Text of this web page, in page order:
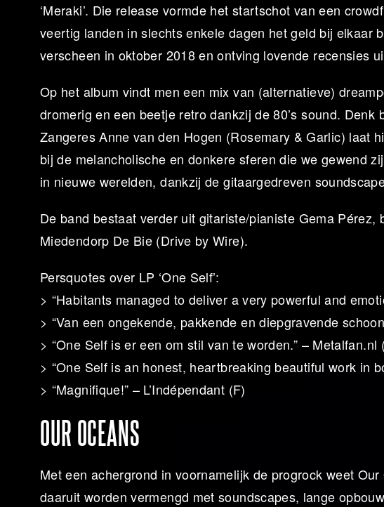
‘Meraki’. Die release vormde het startschot van een
veertig landen in slechts enkele dagen het geld bij elkaar
verscheen in oktober 2018 en ontving lovende recensies
Op het album vindt men een mix van (alternatieve)
dromerig en een beetje retro dankzij de 80’s sound.
Zangeres Anne van den Hogen (Rosemary & Garlic) laat
bij de melancholische en donkere sferen die we gewend
in nieuwe werelden, dankzij de gitaargedreven
De band bestaat verder uit gitariste/pianiste Gema
Miedendorp De Bie (Drive by Wire).
Persquotes over LP ‘One Self’:
> “Habitants managed to deliver a very powerful and
> “Van een ongekende, pakkende en diepgravende
> “One Self is er een om stil van te worden.” – Metalfan.nl
> “One Self is an honest, heartbreaking beautiful work in
> “Magnifique!” – L’Indépendant (F)
OUR OCEANS
Met een achergrond in voornamelijk de progrock weet
daaruit worden vermengd met soundscapes, lange